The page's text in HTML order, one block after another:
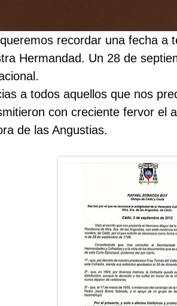
recordar una fecha a
Hermandad. Un 28 de
a todos aquellos que nos
con creciente fervor el
de las Angustias.